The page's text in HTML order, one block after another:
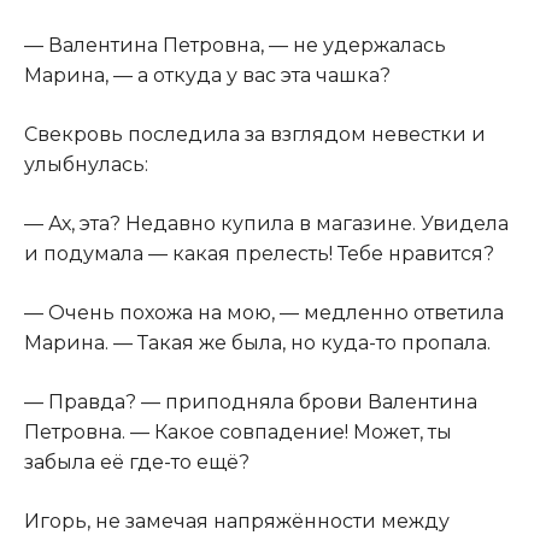
— Валентина Петровна, — не удержалась
Марина, — а откуда у вас эта чашка?
Свекровь последила за взглядом невестки и
улыбнулась:
— Ах, эта? Недавно купила в магазине. Увидела
и подумала — какая прелесть! Тебе нравится?
— Очень похожа на мою, — медленно ответила
Марина. — Такая же была, но куда-то пропала.
— Правда? — приподняла брови Валентина
Петровна. — Какое совпадение! Может, ты
забыла её где-то ещё?
Игорь, не замечая напряжённости между